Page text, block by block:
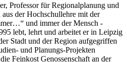
Professor für Regionalplanung und
aus der Hochschullehre mit der
und immer der Mensch -
lebt, lehrt und arbeitet er in Leipzig
Stadt und der Region aufgegriffen
und Planungs-Projekten
Feinkost Genossenschaft an der